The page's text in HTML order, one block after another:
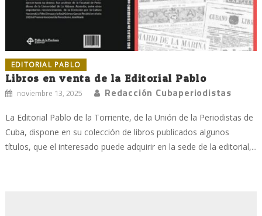
EDITORIAL PABLO
Libros en venta de la Editorial Pablo
noviembre 13, 2025 Redacción Cubaperiodistas
La Editorial Pablo de la Torriente, de la Unión de la Periodistas de
Cuba, dispone en su colección de libros publicados algunos
títulos, que el interesado puede adquirir en la sede de la editorial,...